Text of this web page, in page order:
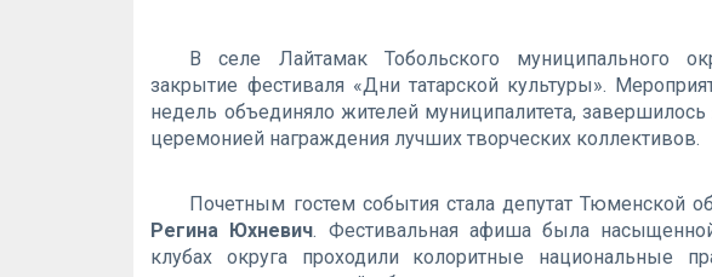
В селе Лайтамак Тобольского муниципального
закрытие фестиваля «Дни татарской культуры».
недель объединяло жителей муниципалитета,
церемонией награждения лучших творческих коллективов.
Почетным гостем события стала депутат Тюменской
Регина Юхневич. Фестивальная афиша была
клубах округа проходили колоритные национальные